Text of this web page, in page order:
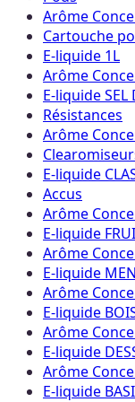
Arôme
Cartouche
E-liquide 1L
Arôme
E-liquide SEL
Résistances
Arôme
E-liquide
Accus
Arôme
E-liquide
Arôme
E-liquide
Arôme
E-liquide
Arôme
E-liquide
Arôme
E-liquide